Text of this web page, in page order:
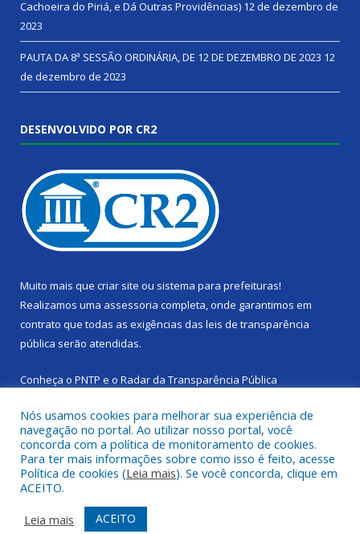
Cachoeira do Piriá, e Dá Outras Providências) 12 de dezembro de
2023
PAUTA DA 8ª SESSÃO ORDINÁRIA, DE 12 DE DEZEMBRO DE 2023 12
de dezembro de 2023
DESENVOLVIDO POR CR2
Muito mais que criar site ou sistema para prefeituras!
Realizamos uma assessoria completa, onde garantimos em
contrato que todas as exigências das leis de transparência
pública serão atendidas.
Conheça o PNTP e o Radar da Transparência Pública
Todos os direitos reservados a Câmara Municipal de Cachoeira
do Piriá.
Mapa do Site
Acessar Área Administrativa
Nós usamos cookies para melhorar sua experiência de
navegação no portal. Ao utilizar nosso portal, você
concorda com a política de monitoramento de cookies.
Para ter mais informações sobre como isso é feito, acesse
Política de cookies (Leia mais). Se você concorda, clique em
ACEITO.
Leia mais
ACEITO